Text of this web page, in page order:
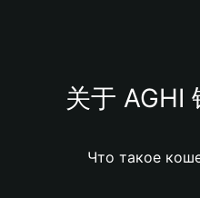
关于 AGHI
Что такое